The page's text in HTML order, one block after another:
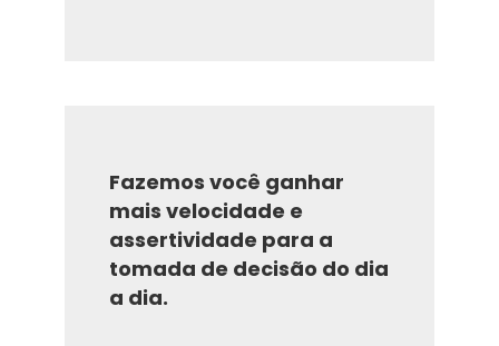
Fazemos você ganhar
mais velocidade e
assertividade para a
tomada de decisão do dia
a dia.